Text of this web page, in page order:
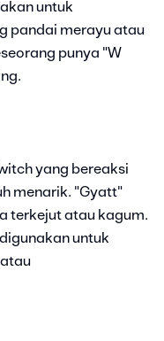
untuk
pandai merayu atau
punya "W
yang bereaksi
menarik. "Gyatt"
terkejut atau kagum.
untuk